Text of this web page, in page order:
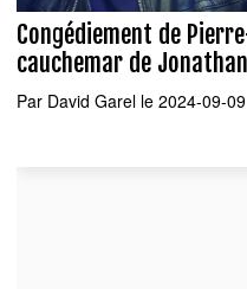
Congédiement de
cauchemar de
Par David Garel le 2024-09-09